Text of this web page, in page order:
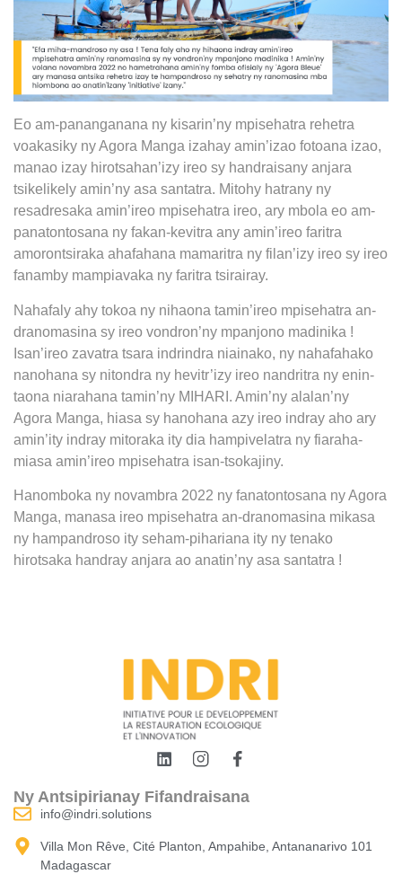
Eo am-pananganana ny kisarin’ny mpisehatra rehetra
voakasiky ny Agora Manga izahay amin’izao fotoana izao,
manao izay hirotsahan’izy ireo sy handraisany anjara
tsikelikely amin’ny asa santatra. Mitohy hatrany ny
resadresaka amin’ireo mpisehatra ireo, ary mbola eo am-
panatontosana ny fakan-kevitra any amin’ireo faritra
amorontsiraka ahafahana mamaritra ny filan’izy ireo sy ireo
fanamby mampiavaka ny faritra tsirairay.
Nahafaly ahy tokoa ny nihaona tamin’ireo mpisehatra an-
dranomasina sy ireo vondron’ny mpanjono madinika !
Isan’ireo zavatra tsara indrindra niainako, ny nahafahako
nanohana sy nitondra ny hevitr’izy ireo nandritra ny enin-
taona niarahana tamin’ny MIHARI. Amin’ny alalan’ny
Agora Manga, hiasa sy hanohana azy ireo indray aho ary
amin’ity indray mitoraka ity dia hampivelatra ny fiaraha-
miasa amin’ireo mpisehatra isan-tsokajiny.
Hanomboka ny novambra 2022 ny fanatontosana ny Agora
Manga, manasa ireo mpisehatra an-dranomasina mikasa
ny hampandroso ity seham-pihariana ity ny tenako
hirotsaka handray anjara ao anatin’ny asa santatra !
Ny Antsipirianay Fifandraisana
info@indri.solutions
Villa Mon Rêve, Cité Planton, Ampahibe, Antananarivo 101
Madagascar